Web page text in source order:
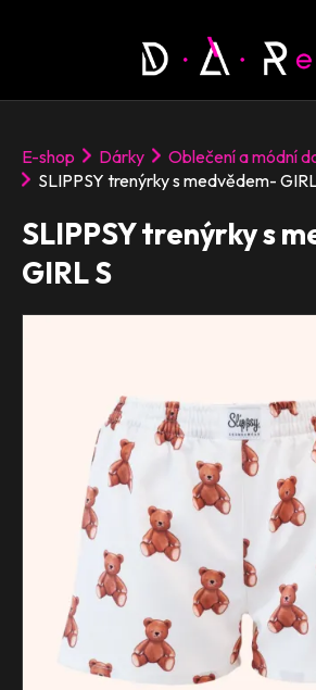
E-shop Dárky
Oblečení a módní
SLIPPSY trenýrky s medvědem-
SLIPPSY trenýrky s
GIRL S